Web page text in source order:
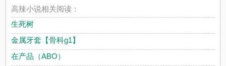
高辣小说相关阅读：
生死树
金属牙套【骨科g1】
在产品（ABO）